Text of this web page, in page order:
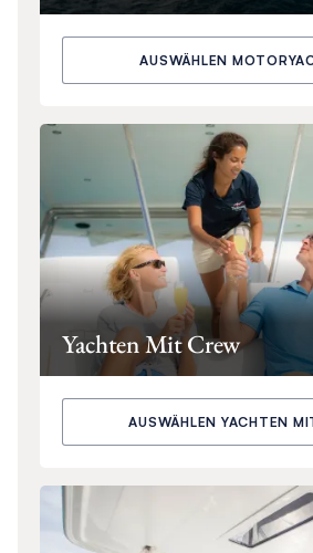
AUSWÄHLEN
Yachten Mit Crew
AUSWÄHLEN YACHTEN